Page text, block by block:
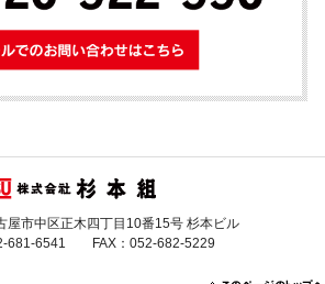
メールでのお
屋市中区正木四丁目10番15号 杉本ビル
681-6541 FAX：052-682-5229